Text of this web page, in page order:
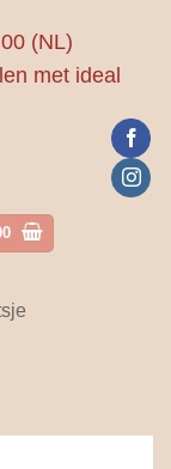
(NL)
met ideal